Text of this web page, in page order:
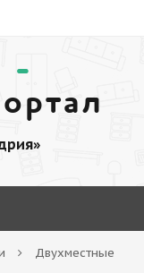
-
Двухместные